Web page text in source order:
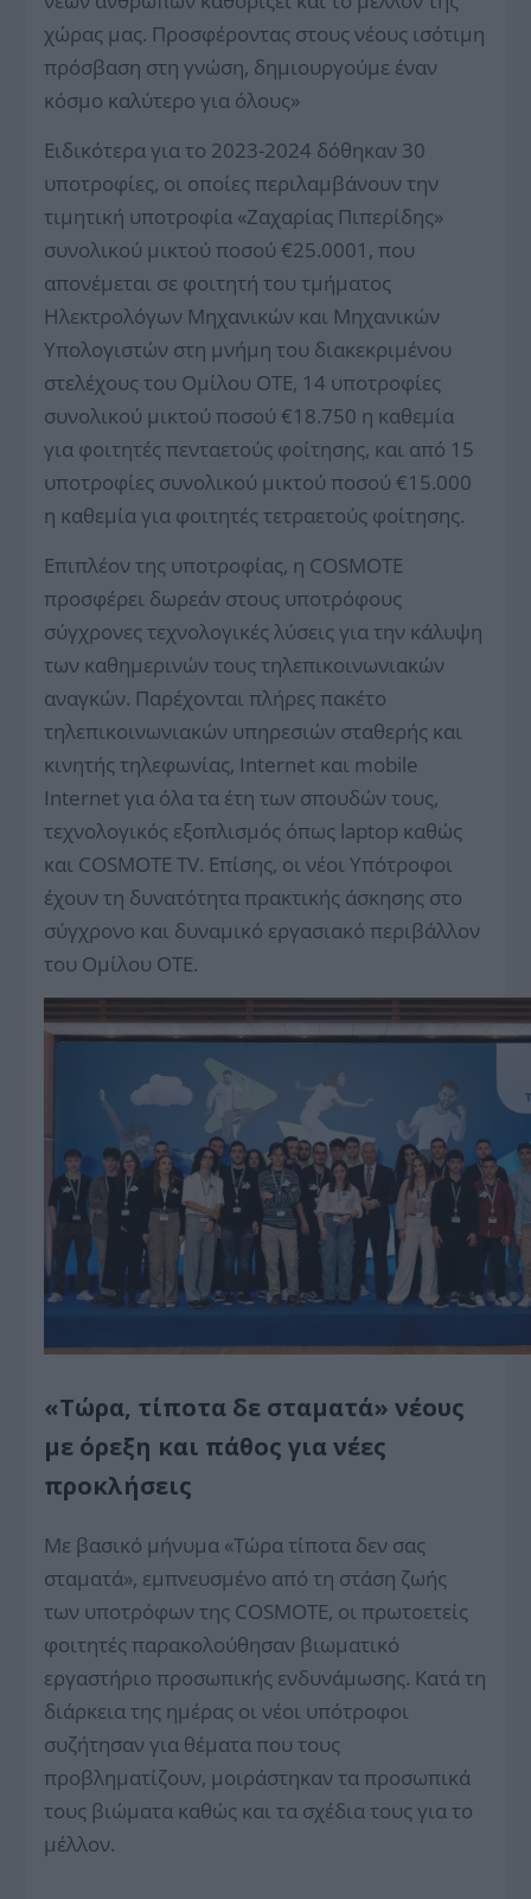
χώρας μας. Προσφέροντας στους νέους ισότιμη
πρόσβαση στη γνώση, δημιουργούμε έναν
κόσμο καλύτερο για όλους»
Ειδικότερα για το 2023-2024 δόθηκαν 30
υποτροφίες, οι οποίες περιλαμβάνουν την
τιμητική υποτροφία «Ζαχαρίας Πιπερίδης»
συνολικού μικτού ποσού €25.0001, που
απονέμεται σε φοιτητή του τμήματος
Ηλεκτρολόγων Μηχανικών και Μηχανικών
Υπολογιστών στη μνήμη του διακεκριμένου
στελέχους του Ομίλου ΟΤΕ, 14 υποτροφίες
συνολικού μικτού ποσού €18.750 η καθεμία
για φοιτητές πενταετούς φοίτησης, και από 15
υποτροφίες συνολικού μικτού ποσού €15.000
η καθεμία για φοιτητές τετραετούς φοίτησης.
Επιπλέον της υποτροφίας, η COSMOTE
προσφέρει δωρεάν στους υποτρόφους
σύγχρονες τεχνολογικές λύσεις για την κάλυψη
των καθημερινών τους τηλεπικοινωνιακών
αναγκών. Παρέχονται πλήρες πακέτο
τηλεπικοινωνιακών υπηρεσιών σταθερής και
κινητής τηλεφωνίας, Internet και mobile
Internet για όλα τα έτη των σπουδών τους,
τεχνολογικός εξοπλισμός όπως laptop καθώς
και COSMOTE TV. Επίσης, οι νέοι Υπότροφοι
έχουν τη δυνατότητα πρακτικής άσκησης στο
σύγχρονο και δυναμικό εργασιακό περιβάλλον
του Ομίλου ΟΤΕ.
«Τώρα, τίποτα δε σταματά» νέους
με όρεξη και πάθος για νέες
προκλήσεις
Με βασικό μήνυμα «Τώρα τίποτα δεν σας
σταματά», εμπνευσμένο από τη στάση ζωής
των υποτρόφων της COSMOTE, οι πρωτοετείς
φοιτητές παρακολούθησαν βιωματικό
εργαστήριο προσωπικής ενδυνάμωσης. Κατά τη
διάρκεια της ημέρας οι νέοι υπότροφοι
συζήτησαν για θέματα που τους
προβληματίζουν, μοιράστηκαν τα προσωπικά
τους βιώματα καθώς και τα σχέδια τους για το
μέλλον.